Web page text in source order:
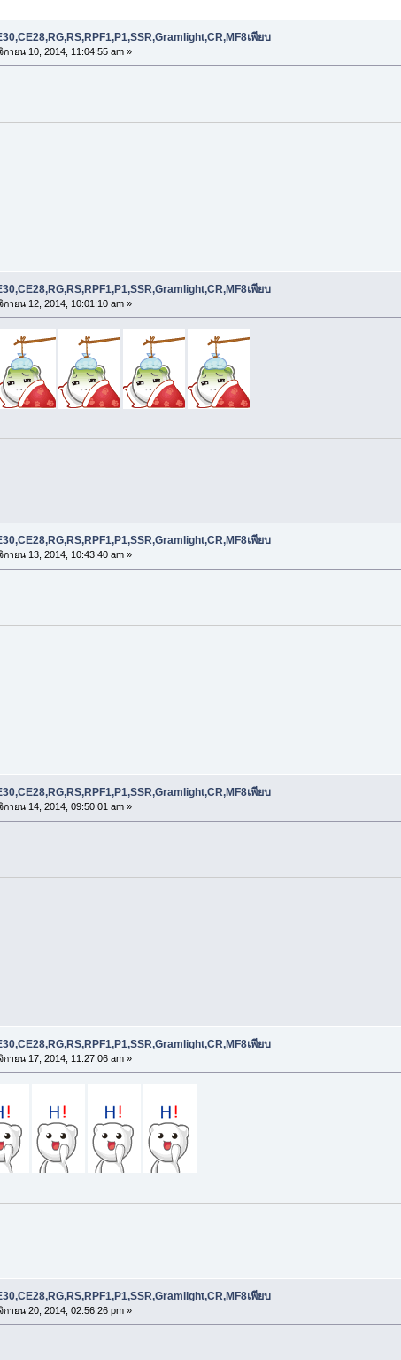
เพียบ
กายน 10, 2014, 11:04:55 am »
เพียบ
กายน 12, 2014, 10:01:10 am »
เพียบ
กายน 13, 2014, 10:43:40 am »
เพียบ
กายน 14, 2014, 09:50:01 am »
เพียบ
กายน 17, 2014, 11:27:06 am »
เพียบ
กายน 20, 2014, 02:56:26 pm »